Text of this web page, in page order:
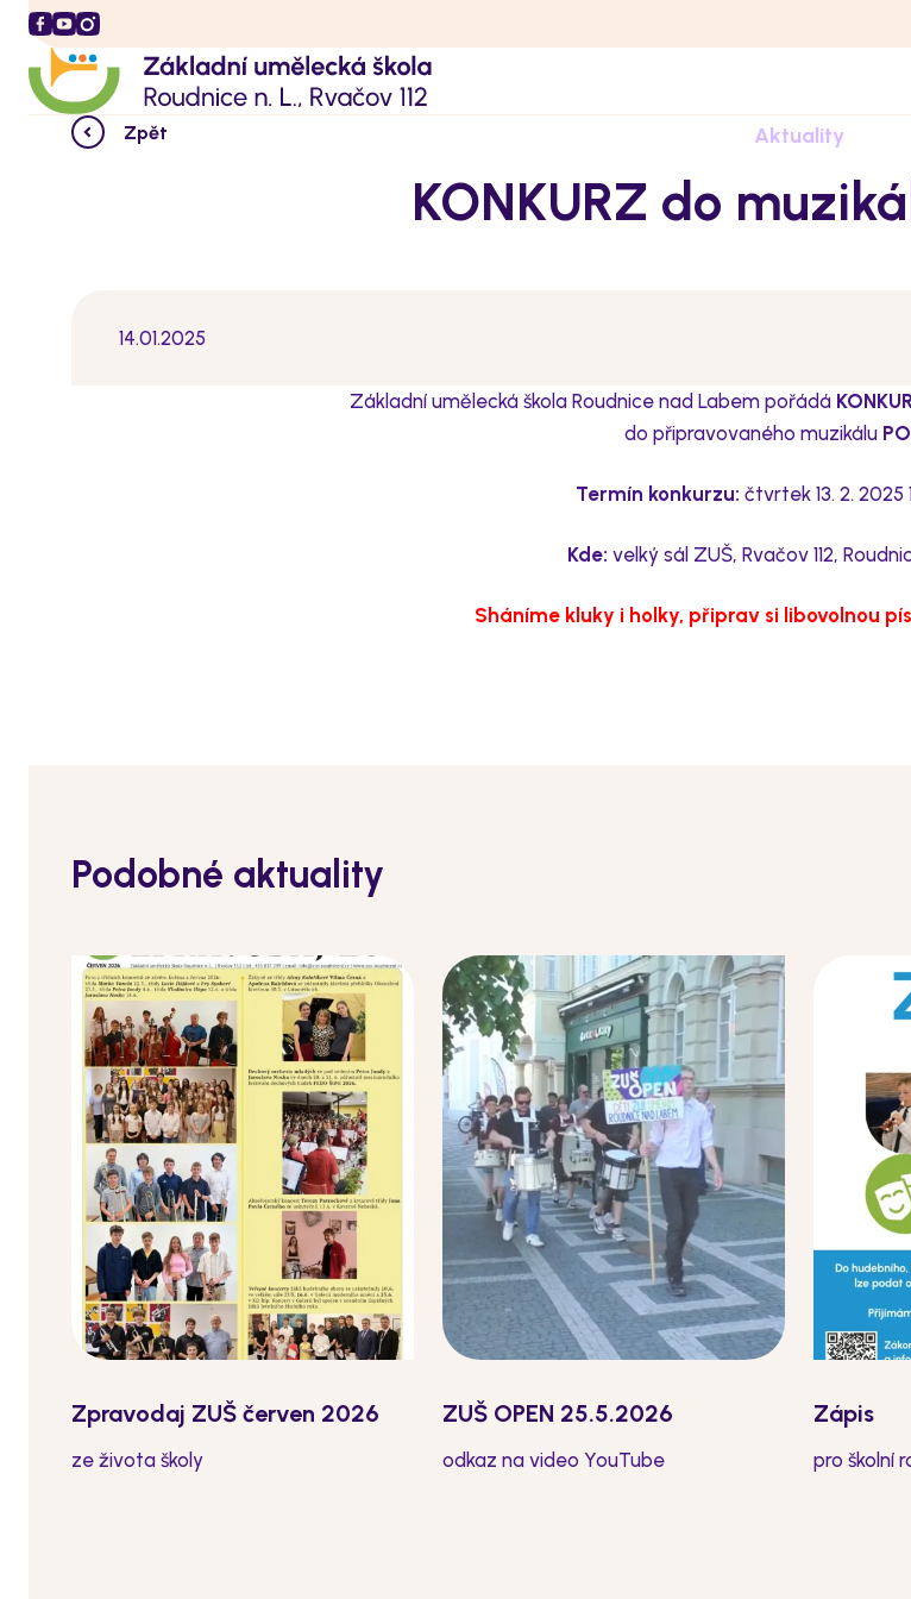
Zpět Aktuality
KONKURZ do
14.01.2025
Základní umělecká škola Roudnice nad Labem pořádá
do připravovaného muzikálu
Termín konkurzu: čtvrtek 13. 2. 2025
Kde: velký sál ZUŠ, Rvačov 112,
Sháníme kluky i holky, připrav si libovolnou
Podobné aktuality
Zpravodaj ZUŠ červen 2026
ze života školy
ZUŠ OPEN 25.5.2026
odkaz na video YouTube
Zápis
pro školní